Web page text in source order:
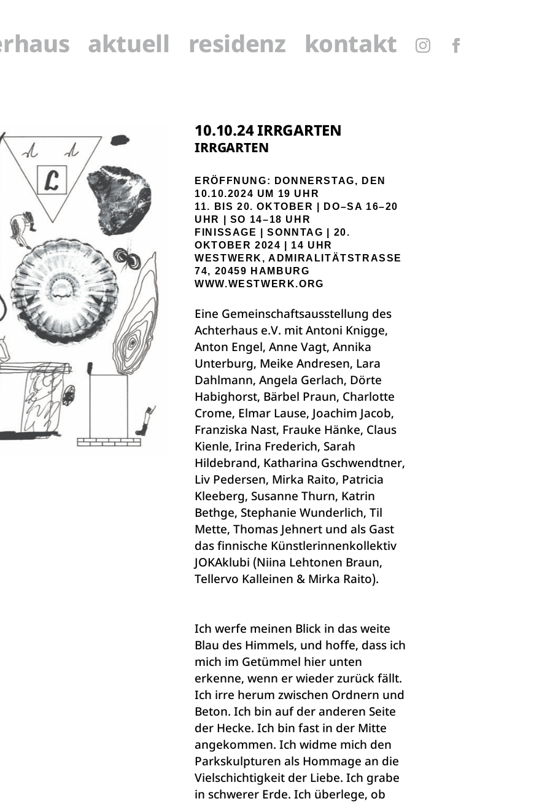
aktuell residenz kontakt
10.10.24 IRRGARTEN
IRRGARTEN
ERÖFFNUNG: DONNERSTAG, DEN
10.10.2024 UM 19 UHR
11.
BIS 20. OKTOBER | DO–SA 16–20
UHR
SO 14–18 UHR
FINISSAGE
SONNTAG
20.
OKTOBER 2024
14 UHR
WESTWERK, ADMIRALITÄTSTRASSE 7
4, 20459 HAMBURG
WWW.WESTWERK.ORG
Eine Gemeinschaftsausstellung des
Achterhaus e.V. mit Antoni Knigge,
Anton Engel, Anne Vagt, Annika
Unterburg, Meike Andresen, Lara
Dahlmann, Angela Gerlach, Dörte
Habighorst, Bärbel Praun, Charlotte
Crome, Elmar Lause, Joachim Jacob,
Franziska Nast, Frauke Hänke, Claus
Kienle, Irina Frederich, Sarah
Hildebrand, Katharina Gschwendtner,
Liv Pedersen, Mirka Raito, Patricia
Kleeberg, Susanne Thurn, Katrin
Bethge, Stephanie Wunderlich, Til
Mette, Thomas Jehnert und als Gast
das finnische Künstlerinnenkollektiv
JOKAklubi (Niina Lehtonen Braun,
Tellervo Kalleinen & Mirka Raito).
Ich werfe meinen Blick in das weite
Blau des Himmels, und hoffe, dass ich
mich im Getümmel hier unten
erkenne, wenn er wieder zurück fällt.
Ich irre herum zwischen Ordnern und
Beton. Ich bin auf der anderen Seite
der Hecke. Ich bin fast in der Mitte
angekommen. Ich widme mich den
Parkskulpturen als Hommage an die
Vielschichtigkeit der Liebe. Ich grabe
in schwerer Erde. Ich überlege, ob